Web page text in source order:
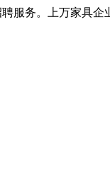
服务。上万家具